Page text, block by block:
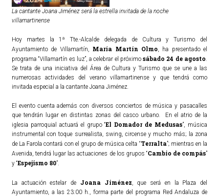
La cantante Joana Jiménez será la estrella invitada de la noche
villamartinense
Hoy martes la 1ª Tte.-Alcalde delegada de Cultura y Turismo del
Ayuntamiento de Villamartín, María Martín Olmo, ha presentado el
programa “Villamartín es luz”, a celebrar el próximosábado 24 de agosto.
Se trata de una iniciativa del Área de Cultura y Turismo que se une a las
numerosas actividades del verano villamartinense y que tendrá como
invitada especial a la cantante Joana Jiménez.
El evento cuenta además con diversos conciertos de música y pasacalles
que tendrán lugar en distintas zonas del casco urbano. En el atrio de la
iglesia parroquial actuará el grupo “El Domador de Medusas”, música
instrumental con toque surrealista, swing, circense y mucho más; la zona
de La Farola contará con el grupo de música celta “Terralta”; mientras en la
Avenida, tendrá lugar las actuaciones de los grupos “Cambio de compás”
y “Espejismo 80”.
La actuación estelar de Joana Jiménez, que será en la Plaza del
Ayuntamiento, a las 23:00 h., forma parte del programa Red Andaluza de